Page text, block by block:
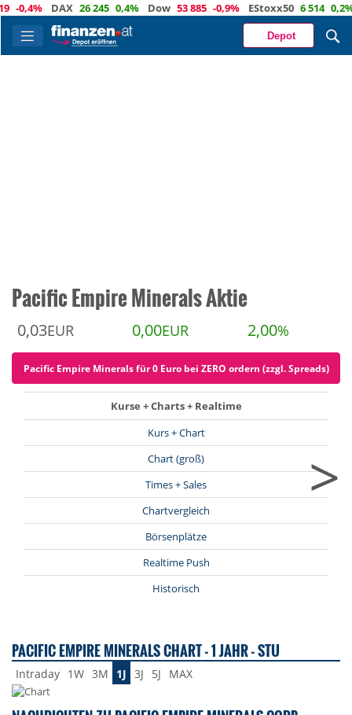
DAX 26 245 0,4% Dow 53 885 -0,9% EStoxx50 6 514 0,2%
Depot
Pacific Empire Minerals Aktie
0,03EUR 0,00EUR 2,00%
Pacific Empire Minerals für 0 Euro bei ZERO ordern (zzgl. Spreads)
Kurse + Charts + Realtime
Kurs + Chart
Chart (groß)
Times + Sales
Chartvergleich
Börsenplätze
Realtime Push
Historisch
>
PACIFIC EMPIRE MINERALS CHART - 1 JAHR - STU
Intraday 1W 3M 1J 3J 5J MAX